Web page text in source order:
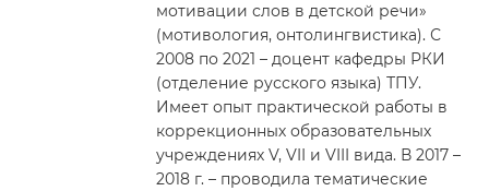
мотивации слов в детской речи»
(мотивология, онтолингвистика). С
2008 по 2021 – доцент кафедры РКИ
(отделение русского языка) ТПУ.
Имеет опыт практической работы в
коррекционных образовательных
учреждениях V, VII и VIII вида. В 2017 –
2018 г. – проводила тематические